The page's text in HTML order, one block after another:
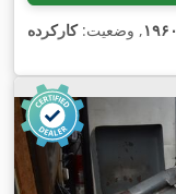
۱۹۶۰, وضعیت:کارکرده